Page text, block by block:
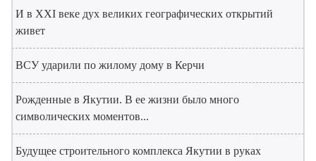
И в XXI веке дух великих географических открытий
живет
ВСУ ударили по жилому дому в Керчи
Рожденные в Якутии. В ее жизни было много
символических моментов...
Будущее строительного комплекса Якутии в руках